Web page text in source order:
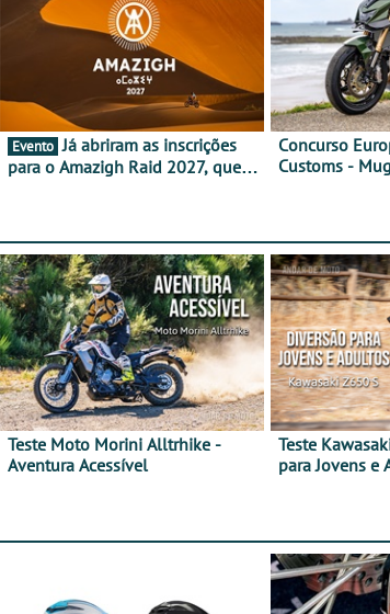
Evento Já abriram as inscrições
para o Amazigh Raid 2027, que
Concurso
Customs -
Teste Moto Morini Alltrhike -
Aventura Acessível
Teste
para Jovens e